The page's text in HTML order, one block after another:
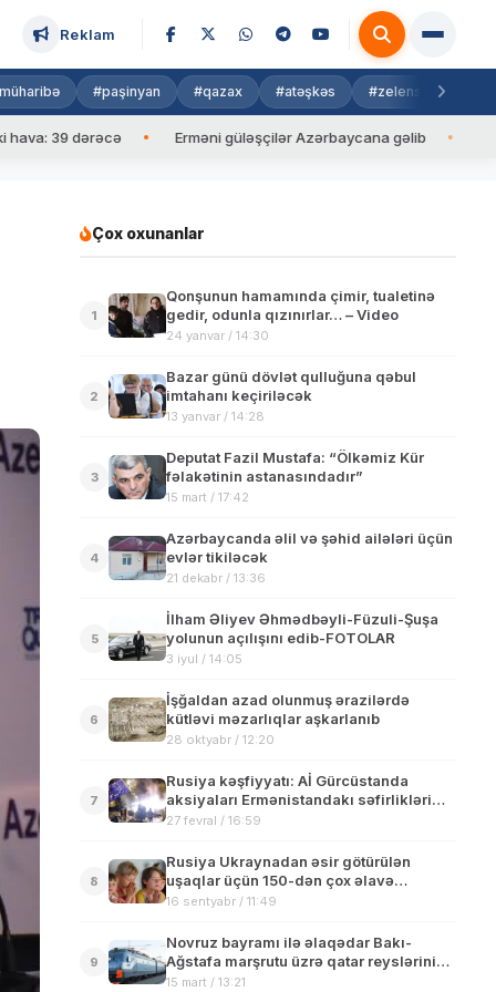
Reklam
#paşinyan #qazax #atəşkəs #zelenski
39 dərəcə Erməni güləşçilər Azərbaycana gəlib İlham
Çox oxunanlar
1
Qonşunun hamamında çimir, tualetinə
gedir, odunla qızınırlar… – Video
24 yanvar / 14:30
2
Bazar günü dövlət qulluğuna qəbul
imtahanı keçiriləcək
13 yanvar / 14:28
3
Deputat Fazil Mustafa: “Ölkəmiz Kür
fəlakətinin astanasındadır”
15 mart / 17:42
4
Azərbaycanda əlil və şəhid ailələri üçün
evlər tikiləcək
21 dekabr / 13:36
5
İlham Əliyev Əhmədbəyli-Füzuli-Şuşa
yolunun açılışını edib-FOTOLAR
3 iyul / 14:05
6
İşğaldan azad olunmuş ərazilərdə
kütləvi məzarlıqlar aşkarlanıb
28 oktyabr / 12:20
7
Rusiya kəşfiyyatı: Aİ Gürcüstanda
aksiyaları Ermənistandakı səfirlikləri
vasitəsilə maliyyələşdirir
27 fevral / 16:59
8
Rusiya Ukraynadan əsir götürülən
uşaqlar üçün 150-dən çox əlavə
düşərgə yaradıb
16 sentyabr / 11:49
9
Novruz bayramı ilə əlaqədar Bakı-
Ağstafa marşrutu üzrə qatar reyslərinin
sayı intensivləşdirilir
15 mart / 13:21